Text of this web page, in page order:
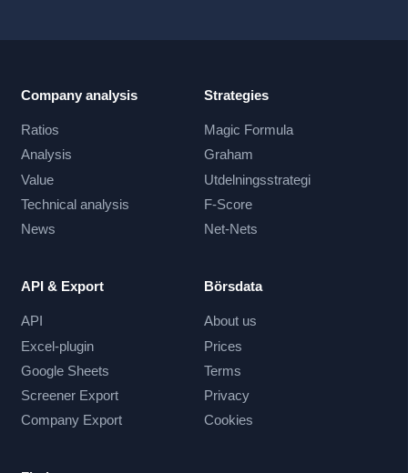
Company analysis
Ratios
Analysis
Value
Technical analysis
News
Strategies
Magic Formula
Graham
Utdelningsstrategi
F-Score
Net-Nets
API & Export
API
Excel-plugin
Google Sheets
Screener Export
Company Export
Börsdata
About us
Prices
Terms
Privacy
Cookies